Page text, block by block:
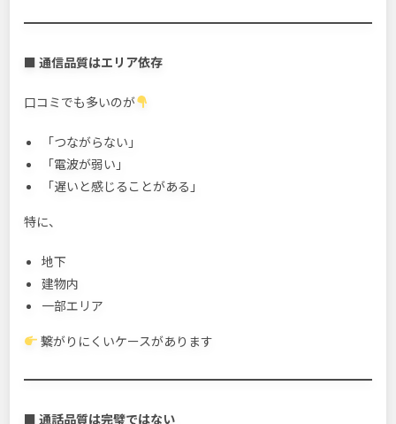
■通信品質はエリア依存
口コミでも多いのが
「つながらない」
「電波が弱い」
「遅いと感じることがある」
特に、
地下
建物内
一部エリア
繋がりにくいケースがあります
■通話品質は完璧ではない